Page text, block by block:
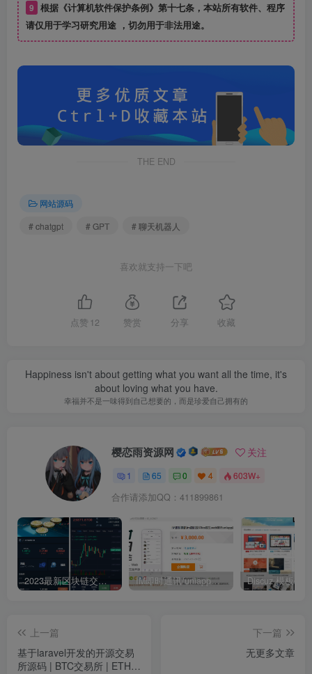
9 根据《计算机软件保护条例》第十七条，本站所有软件、程序
请仅用于学习研究用途 ，切勿用于非法用途。
THE END
网站源码
# chatgpt
# GPT # 聊天机器人
喜欢就支持一下吧
点赞 12 赞赏 分享 收藏
Happiness isn't about getting what you want all the time, it's
about loving what you have.
幸福并不是一味得到自己想要的，而是珍爱自己拥有的
樱恋雨资源网 关注
1 65 0 4 603W+
合作请添加QQ：411899861
2023最新区块链交易所源码 k线正常 全开源带vue源码 带搭建安装教程 IM即时通讯/uniapp版本/交友APP视频聊天/im源码安卓ios原生web聊天/带搭建视频教程
上一篇
基于laravel开发的开源交易
所源码 | BTC交易所 | ETH交
下一篇
无更多文章